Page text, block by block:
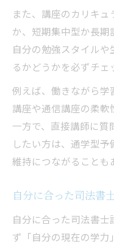
介
司法書士講
スマホ対応
通信講座で
司法書士講座の
司法書士講
司法書士予
コスパ重視
割引制度で
無駄なく合格を
無駄を省い
また、講座のカリキ
か、短期集中型か長期
自分の勉強スタイル
るかどうかを必ずチェ
例えば、働きながら学
講座や通信講座の柔軟
一方で、直接講師に
したい方は、通学型
維持につながることも
自分に合った司法書
自分に合った司法書
ず「自分の現在の学力